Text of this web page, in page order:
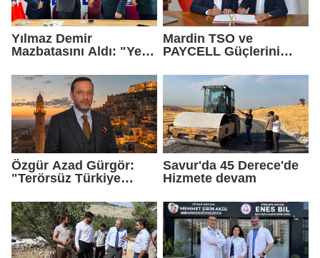
Yılmaz Demir
Mazbatasını Aldı: "Yeni
Geldik"
Mardin TSO ve
PAYCELL Güçlerini
Özgür Azad Gürgör:
"Terörsüz Türkiye
Turizmi İçin Yeni Bir
Dönemin Başlangıcıdır"
Savur'da 45 Derece'de
Hizmete devam